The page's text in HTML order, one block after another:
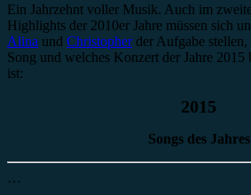
Ein Jahrzehnt voller Musik. Auch im
Highlights der 2010er Jahre müssen sich
Alina und Christopherder Aufgabe
Song und welches Konzert der Jahre 2015
ist:
2015
Songs des Jahres
…